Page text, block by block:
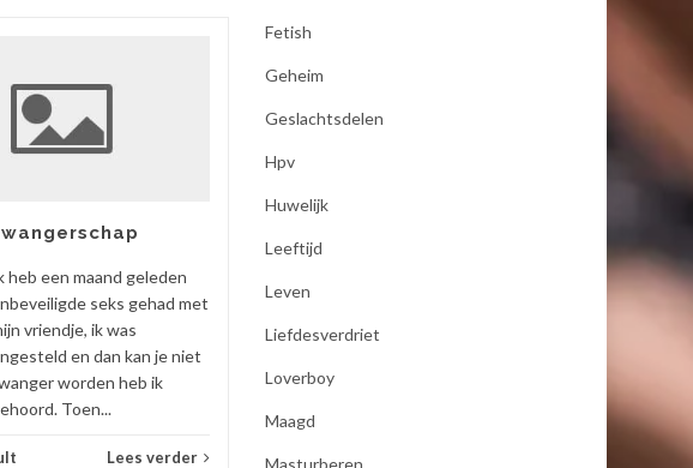
heb een maand geleden
seks gehad met
vriendje, ik was
en dan kan je niet
worden heb ik
Toen...
Lees verder
19
JAN
Als mijn vrouw mij bevredigd
_E-consult _E-
Fetish
Geheim
Geslachtsdelen
Hpv
Huwelijk
Leeftijd
Leven
Liefdesverdriet
Loverboy
Maagd
Masturberen